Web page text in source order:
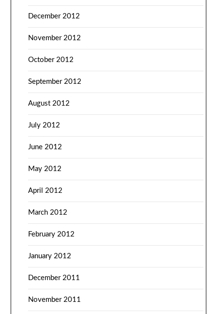
December 2012
November 2012
October 2012
September 2012
August 2012
July 2012
June 2012
May 2012
April 2012
March 2012
February 2012
January 2012
December 2011
November 2011